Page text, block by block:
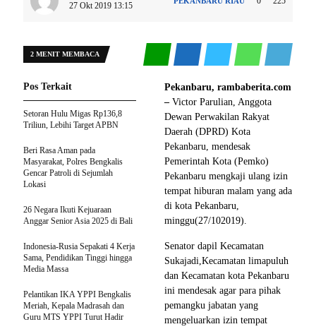
27 Okt 2019 13:15
2 MENIT MEMBACA
Pekanbaru, rambaberita.com
– Victor Parulian, Anggota
Dewan Perwakilan Rakyat
Daerah (DPRD) Kota
Pekanbaru, mendesak
Pemerintah Kota (Pemko)
Pekanbaru mengkaji ulang izin
tempat hiburan malam yang ada
di kota Pekanbaru,
minggu(27/102019).
Senator dapil Kecamatan
Sukajadi,Kecamatan limapuluh
dan Kecamatan kota Pekanbaru
ini mendesak agar para pihak
pemangku jabatan yang
mengeluarkan izin tempat
Pos Terkait
Setoran Hulu Migas Rp136,8
Triliun, Lebihi Target APBN
Beri Rasa Aman pada
Masyarakat, Polres Bengkalis
Gencar Patroli di Sejumlah
Lokasi
26 Negara Ikuti Kejuaraan
Anggar Senior Asia 2025 di Bali
Indonesia-Rusia Sepakati 4 Kerja
Sama, Pendidikan Tinggi hingga
Media Massa
Pelantikan IKA YPPI Bengkalis
Meriah, Kepala Madrasah dan
Guru MTS YPPI Turut Hadir